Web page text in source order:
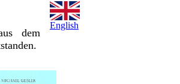
English
dem